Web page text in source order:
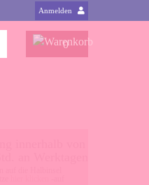
Anmelden
0